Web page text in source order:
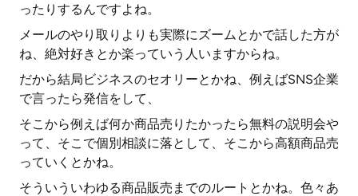
ったりするんですよね。
メールのやり取りよりも実際にズームとかで話した方が
ね、絶対好きとか楽っていう人いますからね。
だから結局ビジネスのセオリーとかね、例えばSNS企業
で言ったら発信をして、
そこから例えば何か商品売りたかったら無料の説明会や
って、そこで個別相談に落として、そこから高額商品売
っていくとかね。
そういういわゆる商品販売までのルートとかね。色々あ